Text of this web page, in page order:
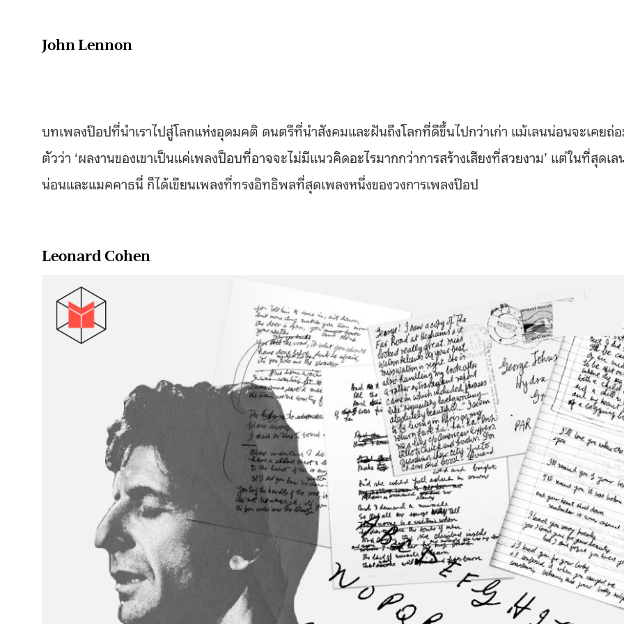
John Lennon
บทเพลงป๊อปที่นำเราไปสู่โลกแห่งอุดมคติ ดนตรีที่นำสังคมและฝันถึงโลกที่ดีขึ้นไปกว่าเก่า แม้เลนน่อนจะเคยถ่
ตัวว่า ‘ผลงานของเขาเป็นแค่เพลงป็อบที่อาจจะไม่มีแนวคิดอะไรมากกว่าการสร้างเสียงที่สวยงาม’ แต่ในที่สุดเล
น่อนและแมคคาธนี่ ก็ได้เขียนเพลงที่ทรงอิทธิพลที่สุดเพลงหนึ่งของวงการเพลงป๊อป
Leonard Cohen